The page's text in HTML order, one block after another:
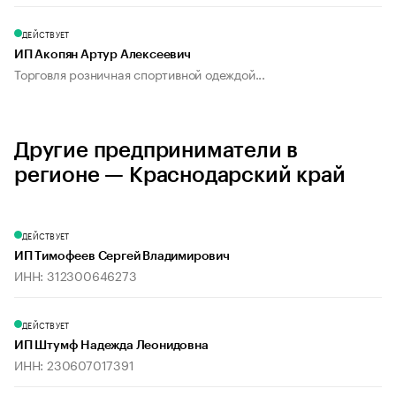
ДЕЙСТВУЕТ
ИП Акопян Артур Алексеевич
Торговля розничная спортивной одеждой...
Другие предприниматели в
регионе — Краснодарский край
ДЕЙСТВУЕТ
ИП Тимофеев Сергей Владимирович
ИНН: 312300646273
ДЕЙСТВУЕТ
ИП Штумф Надежда Леонидовна
ИНН: 230607017391